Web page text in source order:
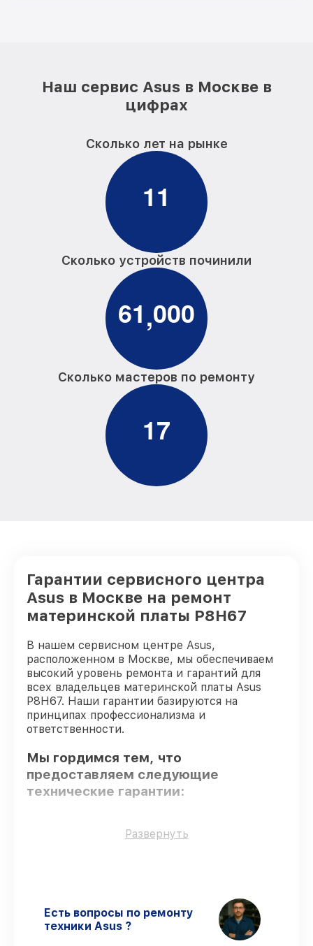
Наш сервис Asus в Москве в
цифрах
Сколько лет на рынке
11
Сколько устройств починили
61,000
Сколько мастеров по ремонту
17
Гарантии сервисного центра
Asus в Москве на ремонт
материнской платы P8H67
В нашем сервисном центре Asus,
расположенном в Москве, мы обеспечиваем
высокий уровень ремонта и гарантий для
всех владельцев материнской платы Asus
P8H67. Наши гарантии базируются на
принципах профессионализма и
ответственности.
Мы гордимся тем, что
предоставляем следующие
технические гарантии:
Использование оригинальных
проверенные специалисты с опытом и
сертификацией.
Выполнение работ вовремя
–
соблюдаем сроки сервиса материнской
Развернуть
Есть вопросы по ремонту
техники Asus ?